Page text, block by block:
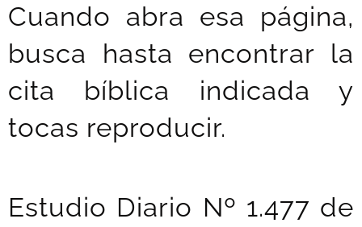
Cuando abra esa página,
busca hasta encontrar la
cita bíblica indicada y
tocas reproducir.
Estudio Diario Nº 1.477 de